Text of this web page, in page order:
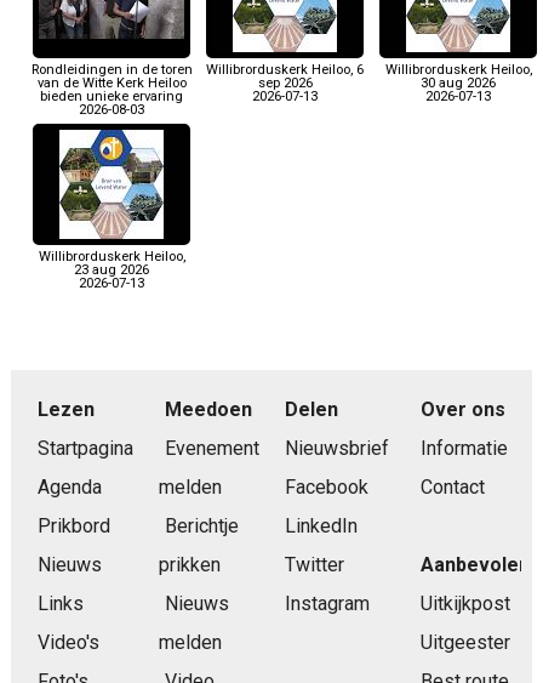
Rondleidingen in de toren
van de Witte Kerk Heiloo
bieden unieke ervaring
2026-08-03
Willibrorduskerk Heiloo, 6
sep 2026
2026-07-13
Willibrorduskerk Heiloo,
30 aug 2026
2026-07-13
Willibrorduskerk Heiloo,
23 aug 2026
2026-07-13
Lezen
Startpagina
Agenda
Prikbord
Nieuws
Links
Video's
Meedoen
Evenement
melden
Berichtje
prikken
Nieuws
melden
Delen
Nieuwsbrief
Facebook
LinkedIn
Twitter
Instagram
Over ons
Informatie
Contact
Aanbevolen
Uitkijkpost
Uitgeester